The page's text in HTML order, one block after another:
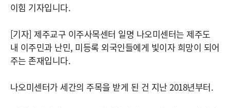
이힘 기자입니다.
[기자] 제주교구 이주사목센터 일명 나오미센터는 제주도
내 이주민과 난민, 미등록 외국인들에게 빛이자 희망이 되어
주는 존재입니다.
나오미센터가 세간의 주목을 받게 된 건 지난 2018년부터.